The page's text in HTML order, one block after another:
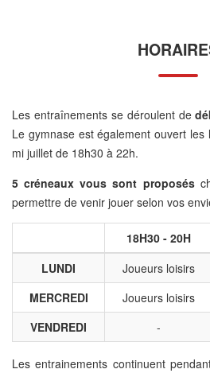
Les entraînements se déroulent de
Le gymnase est également ouvert
mi juillet de 18h30 à 22h.
5 créneaux vous sont proposés
permettre de venir jouer selon vos
18H30 - 20H
LUNDI
Joueurs loisirs
MERCREDI
Joueurs loisirs
VENDREDI
-
Les entrainements continuent